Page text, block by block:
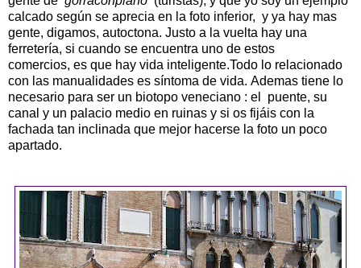
calcado según se aprecia en la foto inferior, y ya hay mas
gente, digamos, autoctona. Justo a la vuelta hay una
ferretería, si cuando se encuentra uno de estos
comercios, es que hay vida inteligente.Todo lo relacionado
con las manualidades es síntoma de vida. Ademas tiene lo
necesario para ser un biotopo veneciano : el puente, su
canal y un palacio medio en ruinas y si os fijáis con la
fachada tan inclinada que mejor hacerse la foto un poco
apartado.